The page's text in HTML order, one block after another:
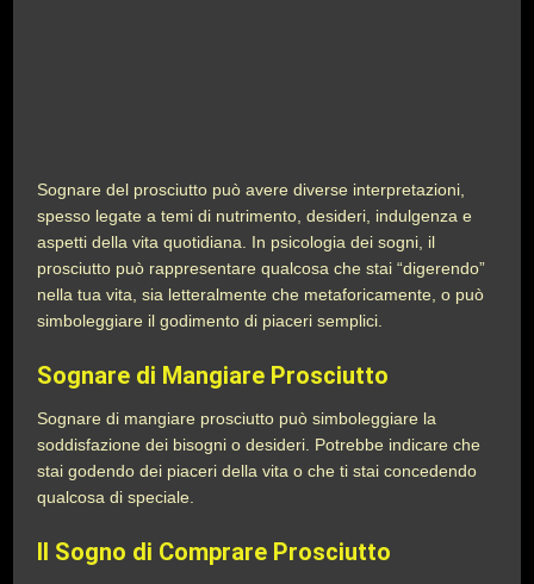
Sognare del prosciutto può avere diverse interpretazioni,
spesso legate a temi di nutrimento, desideri, indulgenza e
aspetti della vita quotidiana. In psicologia dei sogni, il
prosciutto può rappresentare qualcosa che stai “digerendo”
nella tua vita, sia letteralmente che metaforicamente, o può
simboleggiare il godimento di piaceri semplici.
Sognare di Mangiare Prosciutto
Sognare di mangiare prosciutto può simboleggiare la
soddisfazione dei bisogni o desideri. Potrebbe indicare che
stai godendo dei piaceri della vita o che ti stai concedendo
qualcosa di speciale.
Il Sogno di Comprare Prosciutto